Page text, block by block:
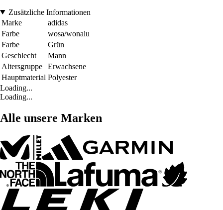
Zusätzliche Informationen
Marke
adidas
Farbe
wosa/wonalu
Farbe
Grün
Geschlecht
Mann
Altersgruppe
Erwachsene
Hauptmaterial Polyester
Loading...
Loading...
Alle unsere Marken